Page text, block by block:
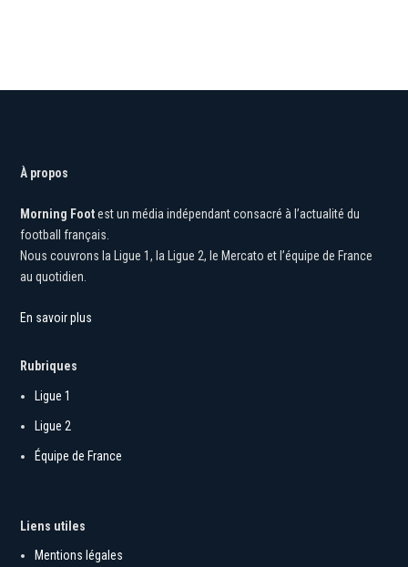
À propos
Morning Foot
est un média indépendant consacré à l’actualité du
football français.
Nous couvrons la Ligue 1, la Ligue 2, le Mercato et l’équipe de France
au quotidien.
En savoir plus
Rubriques
Ligue 1
Ligue 2
Équipe de France